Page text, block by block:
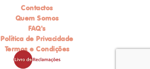
Contactos
Quem Somos
FAQ's
Política de Privacidade
Termos e Condições